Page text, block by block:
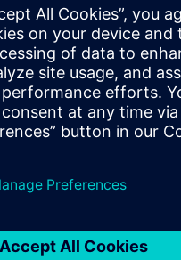
de pedido de informação
orçamento para um curso de
instalações, online ou no
Este tipo de pedido seria
de 6 pessoas). Depois de
e as suas necessidades
um orçamento da nossa parte.
exclusivo